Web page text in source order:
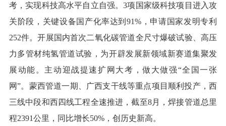
考，实现科技高水平自立自强。3项国家级科技项目进入攻
关阶段，关键设备国产化率达到91%，申请国家发明专利
252件。开展国内首次二氧化碳管道全尺寸爆破试验、高压
力多管材纯氢管道试验，为开辟发展新领域新赛道集聚发
展动能。主动迎战提速扩网大考，做大做强“全国一张
网”。蒙西管道一期、广西支干线等重点项目顺利投产，西
三线中段和西四线工程全速推进，截至8月，焊接管道总里
程2391公里，同比增长50%，创历史新高。